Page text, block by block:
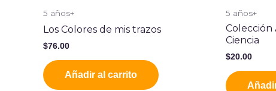
5 años+
Los Colores de mis trazos
$76.00
Añadir al carrito
5 años+
Colección
Ciencia
$20.00